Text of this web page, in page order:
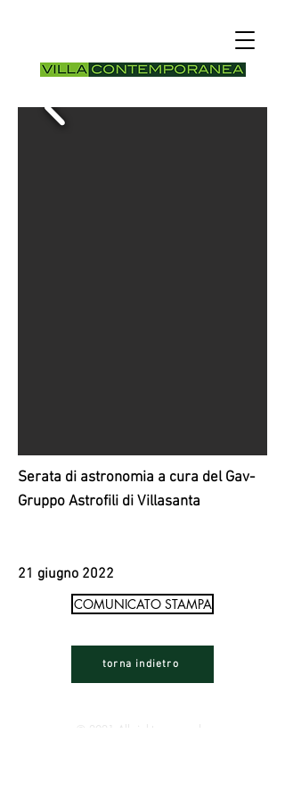
Serata di astronomia a cura del Gav-
Gruppo Astrofili di Villasanta
21 giugno 2022
COMUNICATO STAMPA
torna indietro
© 2021 All rights reserved.